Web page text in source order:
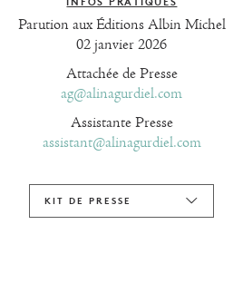
Parution aux Éditions Albin Michel
02 janvier 2026
Attachée de Presse
ag@alinagurdiel.com
Assistante Presse
assistant@alinagurdiel.com
KIT DE PRESSE